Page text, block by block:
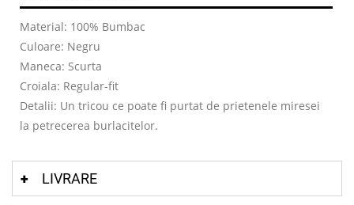
Material: 100% Bumbac
Culoare: Negru
Maneca: Scurta
Croiala: Regular-fit
Detalii: Un tricou ce poate fi purtat de prietenele miresei
la petrecerea burlacitelor.
LIVRARE